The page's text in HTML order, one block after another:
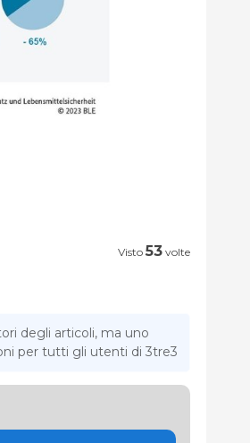
Visto 53 volte
degli articoli, ma uno
per tutti gli utenti di 3tre3